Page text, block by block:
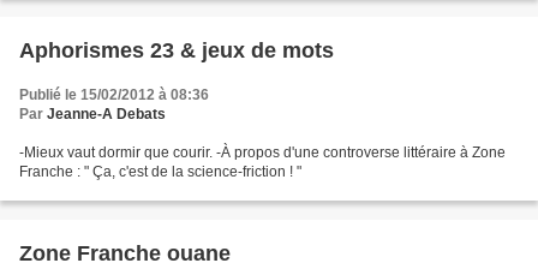
Aphorismes 23 & jeux de mots
Publié le 15/02/2012 à 08:36
Par Jeanne-A Debats
-Mieux vaut dormir que courir. -À propos d'une controverse littéraire à Zone
Franche : " Ça, c'est de la science-friction ! "
Zone Franche ouane